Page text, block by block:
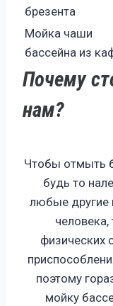
брезента
Мойка чаши
бассейна из
Почему
нам?
Чтобы отмыть
будь то
любые другие
человека,
физических
поэтому
мойку